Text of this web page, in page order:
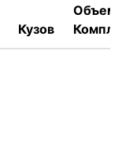
Кузов
Объем,